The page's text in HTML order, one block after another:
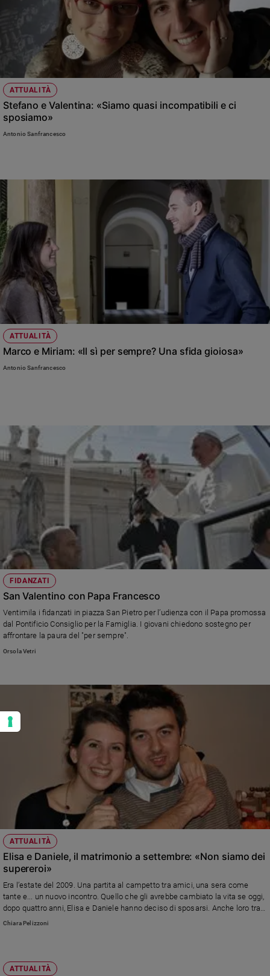
ATTUALITÀ
Stefano e Valentina: «Siamo quasi incompatibili e ci
sposiamo»
Antonio Sanfrancesco
ATTUALITÀ
Marco e Miriam: «Il sì per sempre? Una sfida gioiosa»
Antonio Sanfrancesco
FIDANZATI
San Valentino con Papa Francesco
Ventimila i fidanzati in piazza San Pietro per l’udienza con il Papa promossa
dal Pontificio Consiglio per la Famiglia. I giovani chiedono sostegno per
affrontare la paura del "per sempre".
Orsola Vetri
ATTUALITÀ
Elisa e Daniele, il matrimonio a settembre: «Non siamo dei
supereroi»
Era l’estate del 2009. Una partita al campetto tra amici, una sera come
tante e... un nuovo incontro. Quello che gli avrebbe cambiato la vita se oggi,
dopo quattro anni, Elisa e Daniele hanno deciso di sposarsi. Anche loro tra
le coppie in visita dal Papa per San Valentino.
Chiara Pelizzoni
ATTUALITÀ